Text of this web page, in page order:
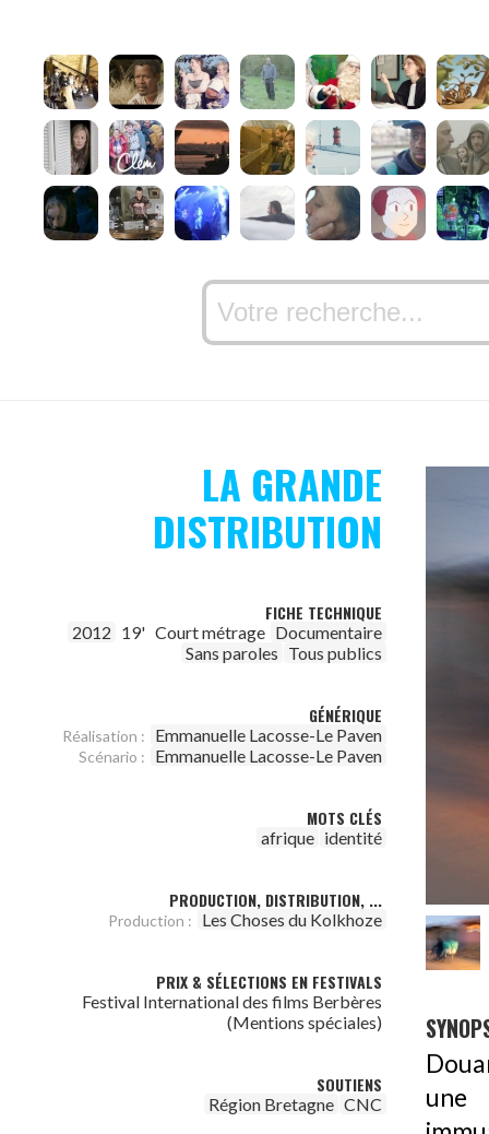
LA GRANDE
DISTRIBUTION
FICHE TECHNIQUE
2012 19' Court métrage Documentaire
Sans paroles Tous publics
GÉNÉRIQUE
Réalisation : Emmanuelle Lacosse-Le Paven
Scénario : Emmanuelle Lacosse-Le Paven
MOTS CLÉS
afrique identité
PRODUCTION, DISTRIBUTION, ...
Production : Les Choses du Kolkhoze
PRIX & SÉLECTIONS EN FESTIVALS
Festival International des films Berbères
(Mentions spéciales)
SOUTIENS
Région Bretagne CNC
une